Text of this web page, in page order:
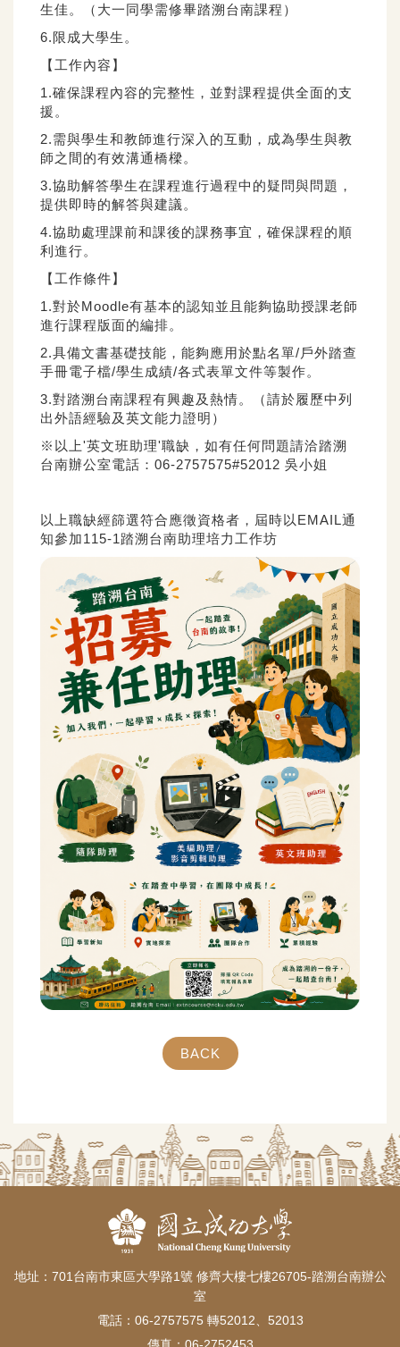
生佳。（大一同學需修畢踏溯台南課程）
6.限成大學生。
【工作內容】
1.確保課程內容的完整性，並對課程提供全面的支
援。
2.需與學生和教師進行深入的互動，成為學生與教
師之間的有效溝通橋樑。
3.協助解答學生在課程進行過程中的疑問與問題，
提供即時的解答與建議。
4.協助處理課前和課後的課務事宜，確保課程的順
利進行。
【工作條件】
1.對於Moodle有基本的認知並且能夠協助授課老師
進行課程版面的編排。
2.具備文書基礎技能，能夠應用於點名單/戶外踏查
手冊電子檔/學生成績/各式表單文件等製作。
3.對踏溯台南課程有興趣及熱情。（請於履歷中列
出外語經驗及英文能力證明）
※以上'英文班助理'職缺，如有任何問題請洽踏溯
台南辦公室電話：06-2757575#52012 吳小姐
以上職缺經篩選符合應徵資格者，屆時以EMAIL通
知參加115-1踏溯台南助理培力工作坊
BACK
地址：701台南市東區大學路1號 修齊大樓七樓26705-踏溯台南辦公
室
電話：06-2757575 轉52012、52013